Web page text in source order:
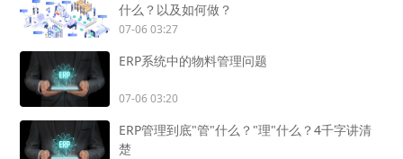
什么？以及如何做？
07-06 03:27
ERP系统中的物料管理问题
07-06 03:20
ERP管理到底"管"什么？"理"什么？4千字讲清
楚